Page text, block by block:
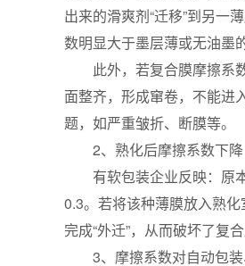
出来的滑爽剂“迁移”到另一
数明显大于墨层薄或无油墨
此外，若复合膜摩擦系
面整齐，形成窜卷，不能进
题，如严重皱折、断膜等。
2、熟化后摩擦系数下降
有软包装企业反映：原
0.3。若将该种薄膜放入熟
完成“外迁”，从而破坏了复
3、摩擦系数对自动包